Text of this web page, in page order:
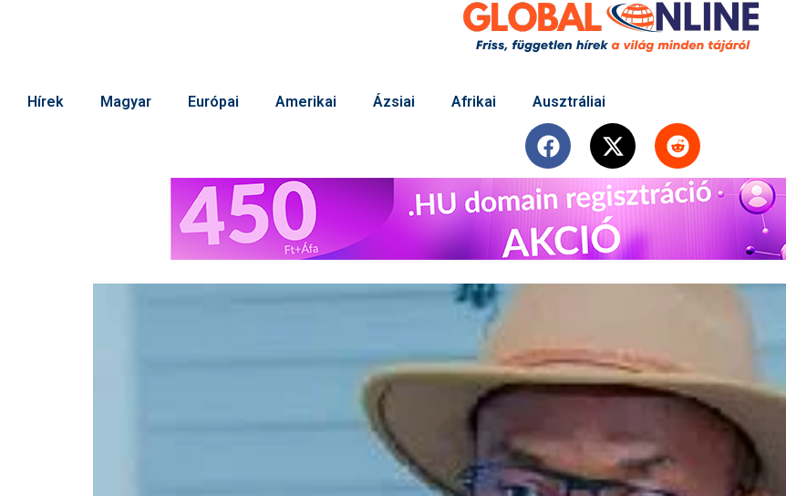
Hírek Magyar Európai Amerikai Ázsiai Afrikai Ausztráliai